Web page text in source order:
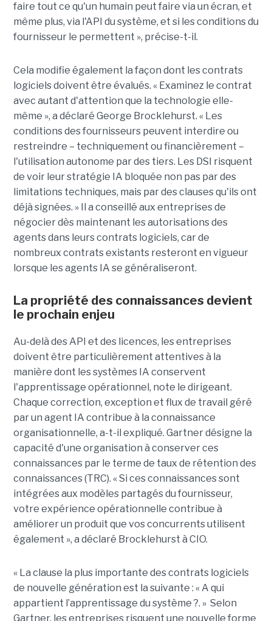
faire tout ce qu'un humain peut faire via un écran, et
même plus, via l'API du système, et si les conditions du
fournisseur le permettent », précise-t-il.
Cela modifie également la façon dont les contrats
logiciels doivent être évalués. « Examinez le contrat
avec autant d'attention que la technologie elle-
même », a déclaré George Brocklehurst. « Les
conditions des fournisseurs peuvent interdire ou
restreindre – techniquement ou financièrement – ​​
l'utilisation autonome par des tiers. Les DSI risquent
de voir leur stratégie IA bloquée non pas par des
limitations techniques, mais par des clauses qu'ils ont
déjà signées. » Il a conseillé aux entreprises de
négocier dès maintenant les autorisations des
agents dans leurs contrats logiciels, car de
nombreux contrats existants resteront en vigueur
lorsque les agents IA se généraliseront.
La propriété des connaissances devient
le prochain enjeu
Au-delà des API et des licences, les entreprises
doivent être particulièrement attentives à la
manière dont les systèmes IA conservent
l'apprentissage opérationnel, note le dirigeant.
Chaque correction, exception et flux de travail géré
par un agent IA contribue à la connaissance
organisationnelle, a-t-il expliqué. Gartner désigne la
capacité d'une organisation à conserver ces
connaissances par le terme de taux de rétention des
connaissances (TRC). « Si ces connaissances sont
intégrées aux modèles partagés du fournisseur,
votre expérience opérationnelle contribue à
améliorer un produit que vos concurrents utilisent
également », a déclaré Brocklehurst à CIO.
« La clause la plus importante des contrats logiciels
de nouvelle génération est la suivante : « A qui
appartient l’apprentissage du système ?. » Selon
Gartner, les entreprises risquent une nouvelle forme